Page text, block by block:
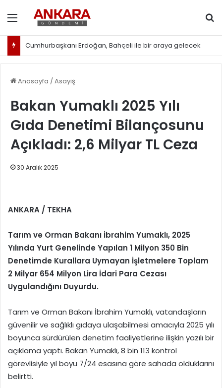
Menü
Cumhurbaşkanı Erdoğan, Bahçeli ile bir araya gelecek
Anasayfa / Asayiş
Bakan Yumaklı 2025 Yılı
Gıda Denetimi Bilançosunu
Açıkladı: 2,6 Milyar TL Ceza
30 Aralık 2025
ANKARA / TEKHA
Tarım ve Orman Bakanı İbrahim Yumaklı, 2025
Yılında Yurt Genelinde Yapılan 1 Milyon 350 Bin
Denetimde Kurallara Uymayan İşletmelere Toplam
2 Milyar 654 Milyon Lira İdari Para Cezası
Uygulandığını Duyurdu.
Tarım ve Orman Bakanı İbrahim Yumaklı, vatandaşların
güvenilir ve sağlıklı gıdaya ulaşabilmesi amacıyla 2025 yılı
boyunca sürdürülen denetim faaliyetlerine ilişkin yazılı bir
açıklama yaptı. Bakan Yumaklı, 8 bin 113 kontrol
görevlisiyle yıl boyu 7/24 esasına göre sahada olduklarını
belirtti.